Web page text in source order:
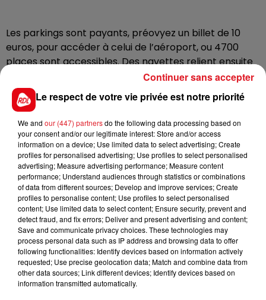
Les parkings sont payants, préovyez un billet de 10
euros, pour accéder à celui de l’aéroport, ou 4700
places sont accessibles. Des navettes relient ensuite
le parking au lycée hôtellier, de 7h à 20h. Les bus
partent lorsqu’ils sont complets, et circulent en
continu.
Enduropale du Touquet :
Vendredi, Enduro Vintage de 14h à 15h.
Samedi : Courses espoirs de 9h à 10h et course
juniors de 10h30 à 12h. Quaduro de 13h30 à 16h.
Dimanche : Le départ de l’Enduropale sera donné
dimanche à 13h40. Le convoi partira du marché
couvert à 13h20 et rejoindra la ligne de départ
par la rue Jean-Monnet et le boulevard Pouget.
Le départ de l’Enduropale sera donné à 13h40.
Arrivée à 16h40
Le respect de votre vie privée est notre priorité
We and our (447) partnersdo the following data processing based on
your consent and/or our legitimate interest: Store and/or access
information on a device; Use limited data to select advertising; Create
profiles for personalised advertising; Use profiles to select personalised
advertising; Measure advertising performance; Measure content
performance; Understand audiences through statistics or combinations
of data from different sources; Develop and improve services; Create
profiles to personalise content; Use profiles to select personalised
content; Use limited data to select content; Ensure security, prevent and
detect fraud, and fix errors; Deliver and present advertising and content;
Save and communicate privacy choices. These technologies may
process personal data such as IP address and browsing data to offer
following functionalities: Identify devices based on information actively
requested; Use precise geolocation data; Match and combine data from
other data sources; Link different devices; Identify devices based on
information transmitted automatically.
Continuer sans accepter